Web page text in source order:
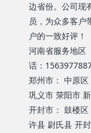
边省份。公司现
员，为众多客户
户的一致好评！
河南省服务地区
话：
郑州市： 中原
巩义市 荥阳市
开封市： 鼓楼
许县 尉氏县 开